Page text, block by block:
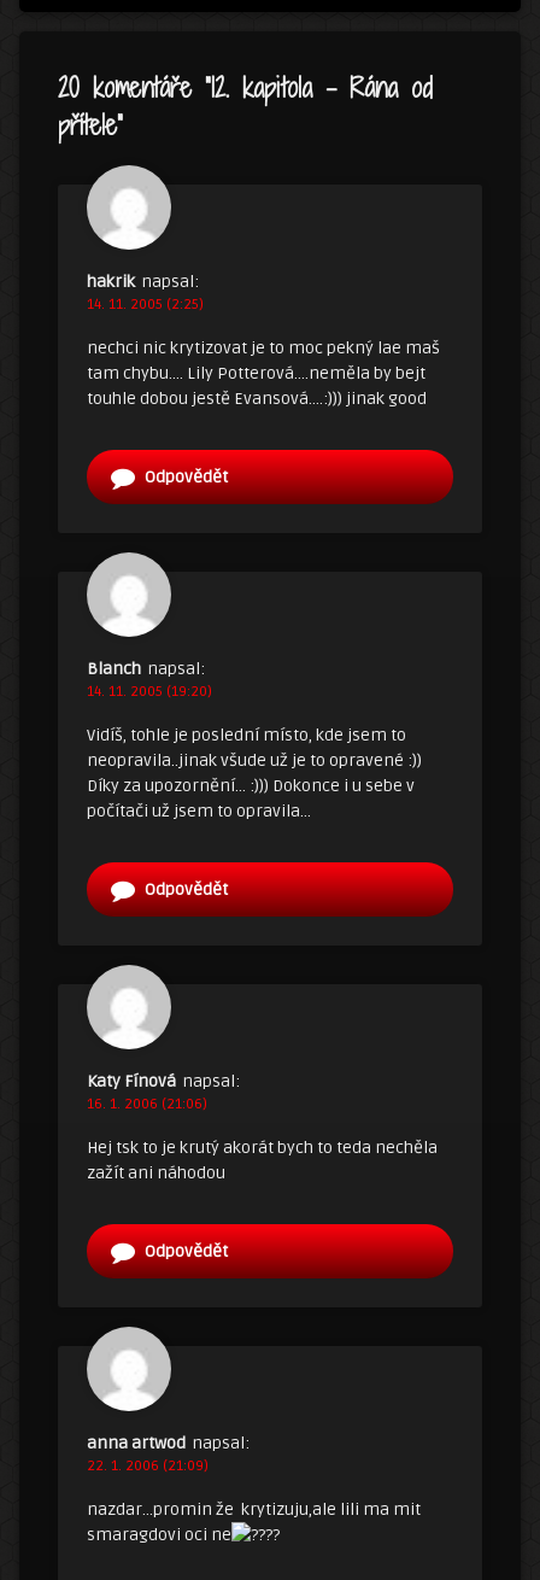
20 komentáře “12. kapitola – Rána od
přítele”
hakrik napsal:
14. 11. 2005 (2:25)
nechci nic krytizovat je to moc pekný lae maš
tam chybu…. Lily Potterová….neměla by bejt
touhle dobou jestě Evansová….:))) jinak good
Odpovědět
Blanch napsal:
14. 11. 2005 (19:20)
Vidíš, tohle je poslední místo, kde jsem to
neopravila..jinak všude už je to opravené :))
Díky za upozornění… :))) Dokonce i u sebe v
počítači už jsem to opravila…
Odpovědět
Katy Fínová napsal:
16. 1. 2006 (21:06)
Hej tsk to je krutý akorát bych to teda nechěla
zažít ani náhodou
Odpovědět
anna artwod napsal:
22. 1. 2006 (21:09)
nazdar…promin že krytizuju,ale lili ma mit
smaragdovi oci ne
?